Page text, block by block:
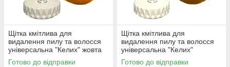
Щітка кмітлива для
видалення пилу та волосся
універсальна "Келих" жовта
Готово до відправки
Щітка кмітлива для
видалення пилу та волосся
універсальна "Келих"
Готово до відправки